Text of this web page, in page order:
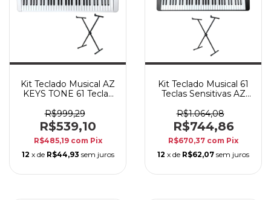
Kit Teclado Musical AZ
KEYS TONE 61 Teclas
Bivolt + Suporte
R$999,29
R$539,10
R$485,19 com Pix
12 x de R$44,93 sem juros
Kit Teclado Musical 61
Teclas Sensitivas AZ
Preto c/ Bluetooth +
Suporte
R$1.064,08
R$744,86
R$670,37 com Pix
12 x de R$62,07 sem juros